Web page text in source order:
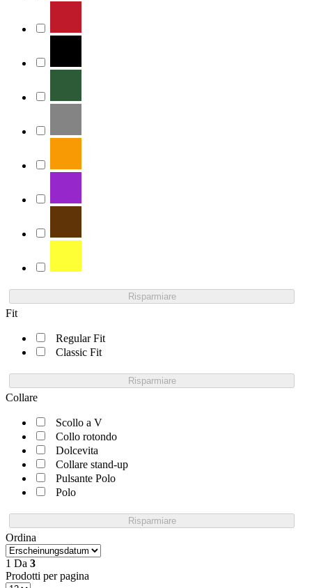
Risparmiare
Fit
Regular Fit
Classic Fit
Risparmiare
Collare
Scollo a V
Collo rotondo
Dolcevita
Collare stand-up
Pulsante Polo
Polo
Risparmiare
Ordina
1 Da 3
Prodotti per pagina